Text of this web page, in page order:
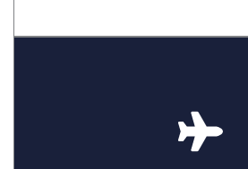
על ביטוח נסיעות לחו״ל